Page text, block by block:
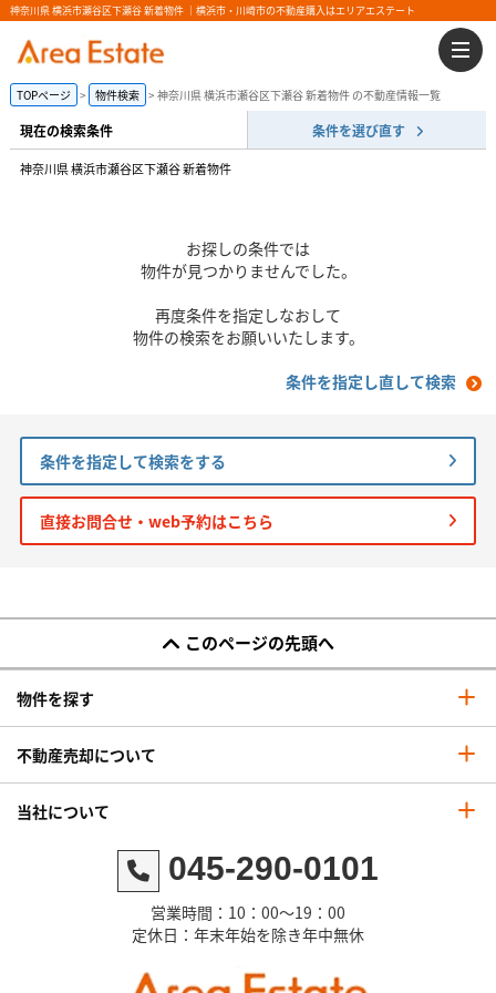
神奈川県 横浜市瀬谷区下瀬谷 新着物件 ｜横浜市・川崎市の不動産購入はエリアエステート
TOPページ 物件検索 神奈川県 横浜市瀬谷区下瀬谷 新着物件 の不動産情報一覧
現在の検索条件 条件を選び直す
神奈川県 横浜市瀬谷区下瀬谷 新着物件
お探しの条件では
物件が見つかりませんでした。
再度条件を指定しなおして
物件の検索をお願いいたします。
条件を指定し直して検索
条件を指定して検索をする
直接お問合せ・web予約はこちら
このページの先頭へ
物件を探す
不動産売却について
当社について
045-290-0101
営業時間：10：00～19：00
定休日：年末年始を除き年中無休